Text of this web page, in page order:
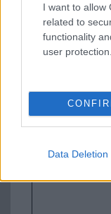
I want to allow
related to
functionality
user protection.
Data Deletion